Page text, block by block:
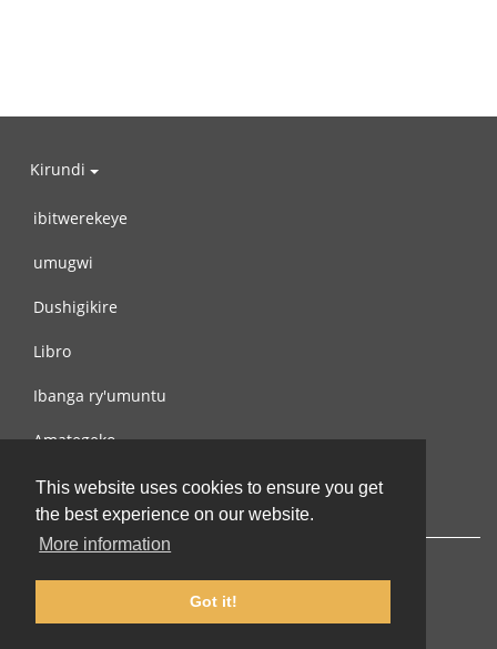
This website uses cookies to ensure you get
the best experience on our website.
More information
Got it!
Kirundi
ibitwerekeye
umugwi
Dushigikire
Libro
Ibanga ry'umuntu
Amategeko
Turondere
© 2002-2026 lernu.net |Impressum